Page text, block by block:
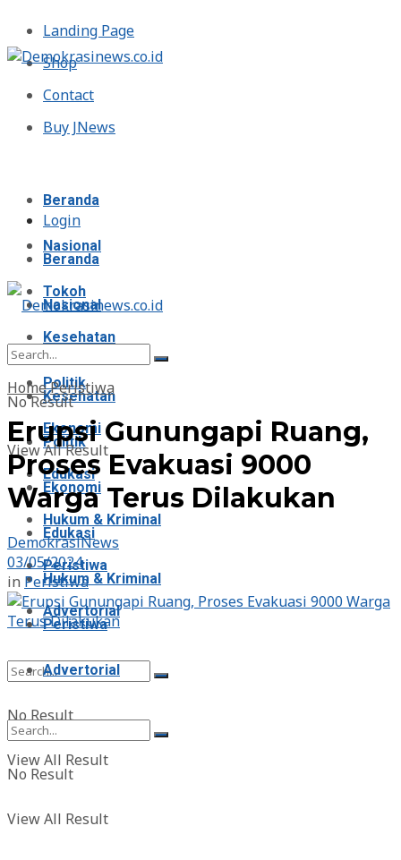
Landing Page
Shop
Contact
Buy JNews
Login
Beranda
Nasional
Tokoh
Kesehatan
Politik
Ekonomi
Edukasi
Hukum & Kriminal
Peristiwa
Advertorial
No Result
View All Result
Beranda
Nasional
Tokoh
Kesehatan
Politik
Ekonomi
Edukasi
Hukum & Kriminal
Peristiwa
Advertorial
No Result
View All Result
No Result
View All Result
HomePeristiwa
Erupsi Gunungapi Ruang,
Proses Evakuasi 9000
Warga Terus Dilakukan
DemokrasiNews
03/05/2024
in Peristiwa